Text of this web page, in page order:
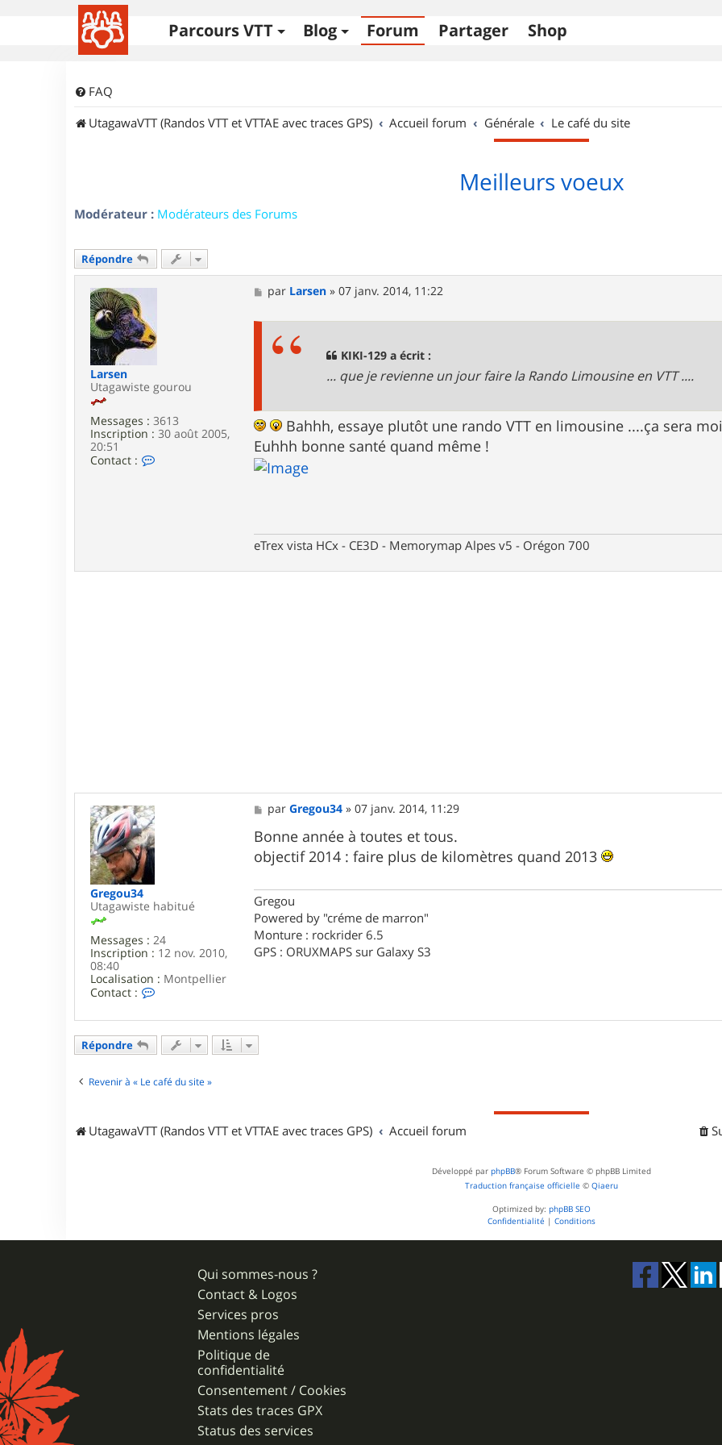
Parcours VTT Blog Forum Partager Shop
FAQ
UtagawaVTT (Randos VTT et VTTAE avec traces GPS)
Accueil forum Générale Le café du site
Meilleurs voeux
Modérateur : Modérateurs des Forums
Répondre
Larsen
Utagawiste gourou
Messages : 3613
Inscription : 30 août 2005,
20:51
Contact :
L
M
e
par Larsen »07 janv. 2014, 11:22
KIKI-129 a écrit :
... que je revienne un jour faire la Rando Limousine en VTT ....
Bahhh, essaye plutôt une rando VTT en limousine ....ça sera
Euhhh bonne santé quand même !
eTrex vista HCx - CE3D - Memorymap Alpes v5 - Orégon 700
Gregou34
Utagawiste habitué
Messages : 24
Inscription : 12 nov. 2010,
08:40
Localisation : Montpellier
Contact :
n
c
e
e
M
e
s
s
a
parGregou34 »07 janv. 2014, 11:29
Bonne année à toutes et tous.
objectif 2014 : faire plus de kilomètres quand 2013
Gregou
Powered by "créme de marron"
Monture : rockrider 6.5
GPS : ORUXMAPS sur Galaxy S3
Répondre
Revenir à « Le café du site »
UtagawaVTT (Randos VTT et VTTAE avec traces GPS) Accueil forum
Développé par phpBB® Forum Software © phpBB Limited
Traduction française officielle © Qiaeru
Optimized by: phpBB SEO
Confidentialité | Conditions
Qui sommes-nous ?
Contact & Logos
Services pros
Mentions légales
Politique de
confidentialité
Consentement / Cookies
Stats des traces GPX
Status des services